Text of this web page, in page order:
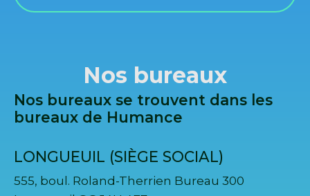
Nos bureaux
Nos bureaux se trouvent dans les
bureaux de Humance
LONGUEUIL (SIÈGE SOCIAL)
555, boul. Roland-Therrien Bureau 300